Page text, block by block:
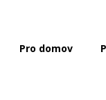
Pro domov